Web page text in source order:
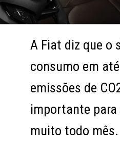
A Fiat diz que o
consumo em
emissões de
importante para
muito todo mês.
A Fiat diz que o
consumo em
emissões de
importante para
muito todo mês.